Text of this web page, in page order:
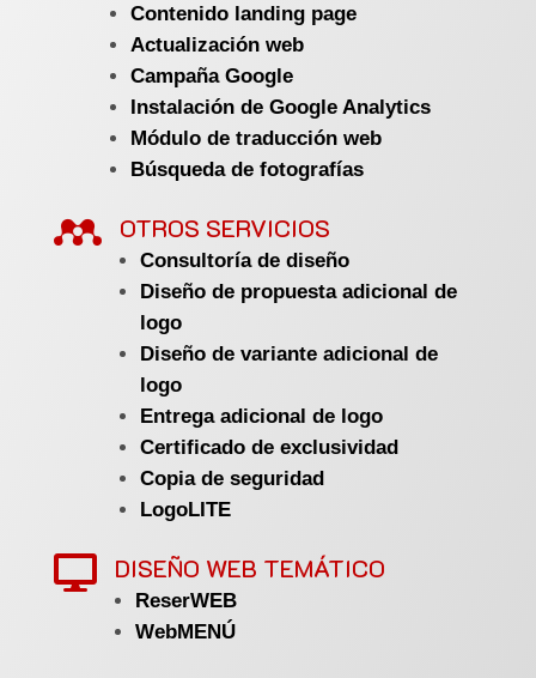
Contenido landing page
Actualización web
Campaña Google
Instalación de Google Analytics
Módulo de traducción web
Búsqueda de fotografías
 OTROS SERVICIOS
Consultoría de diseño
Diseño de propuesta adicional de
logo
Diseño de variante adicional de
logo
Entrega adicional de logo
Certificado de exclusividad
Copia de seguridad
LogoLITE
 DISEÑO WEB TEMÁTICO
ReserWEB
WebMENÚ